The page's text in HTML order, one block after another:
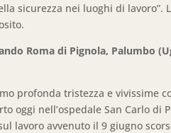
sicurezza nei luoghi di lavoro”.
Roma di Pignola, Palumbo
profonda tristezza e vivissime
oggi nell’ospedale San Carlo
lavoro avvenuto il 9 giugno